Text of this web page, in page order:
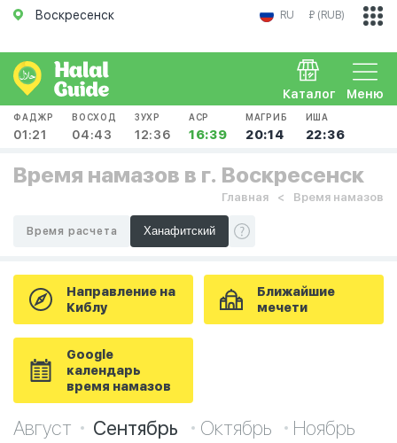
Воскресенск RU ₽ (RUB)
Меню
Каталог
ФАДЖР
01:21
ВОСХОД
04:43
ЗУХР
12:36
АСР
16:39
МАГРИБ
20:14
ИША
22:36
Время намазов в г. Воскресенск
Главная Время намазов
Время расчета
Направление на
Киблу
Ближайшие
мечети
Google
календарь
время намазов
Август Сентябрь Октябрь Ноябрь